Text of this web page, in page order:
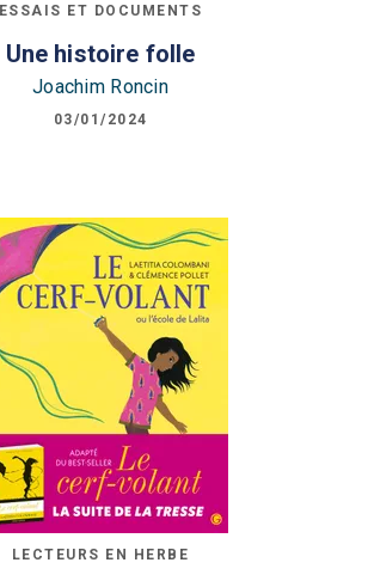
ESSAIS ET DOCUMENTS
Une histoire folle
Joachim Roncin
03/01/2024
LECTEURS EN HERBE